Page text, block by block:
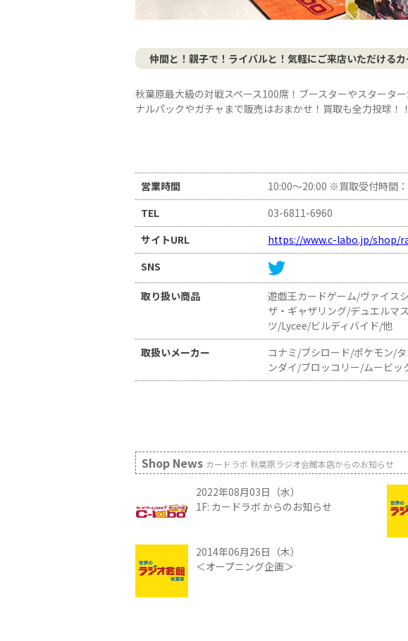
仲間と！親子で！ライバルと！気軽にご来店いただける
秋葉原最大級の対戦スペース100席！ブースターやスタータ
ナルパックやガチャまで販売はおまかせ！買取も全力投球！
営業時間
10:00～20:00 ※買取受付時間
TEL
03-6811-6960
サイトURL
https://www.c-labo.jp/shop/
SNS
取り扱い商品
遊戯王カードゲーム/ヴァイス
ザ・ギャザリング/デュエルマ
ツ/Lycee/ビルディバイド/他
取扱いメーカー
コナミ/ブシロード/ポケモン/
ンダイ/ブロッコリー/ムービ
Shop News カードラボ 秋葉原ラジオ会館本店からのお知らせ
2022年08月03日（水）
1F: カードラボ からのお知らせ
2014年06月26日（木）
＜オープニング企画＞